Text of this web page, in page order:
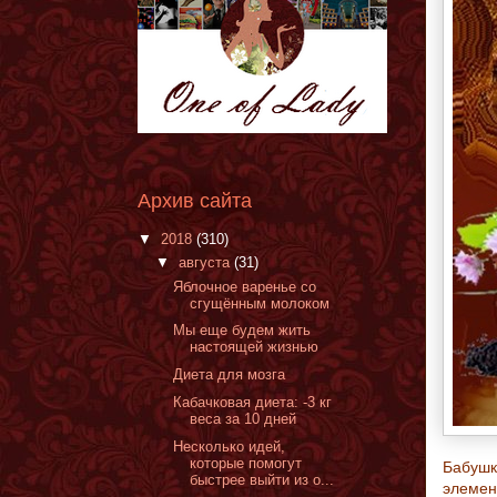
Архив сайта
▼ 2018(310)
▼ августа (31)
Яблочное варенье со
сгущённым молоком
Мы еще будем жить
настоящей жизнью
Диета для мозга
Кабачковая диета: -3 кг
веса за 10 дней
Несколько идей,
которые помогут
быстрее выйти из о...